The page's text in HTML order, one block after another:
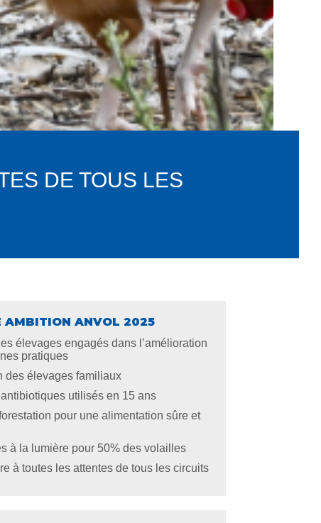
DE TOUS LES
AMBITION ANVOL 2025
élevages engagés dans l’amélioration
pratiques
des élevages familiaux
utilisés en 15 ans
pour une alimentation sûre et
à la lumière pour 50% des volailles
à toutes les attentes de tous les circuits